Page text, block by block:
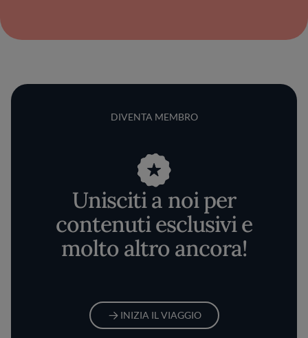
DIVENTA MEMBRO
Unisciti a noi per
contenuti esclusivi e
molto altro ancora!
INIZIA IL VIAGGIO